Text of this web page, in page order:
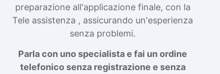
preparazione all'applicazione finale, con la
Tele assistenza , assicurando un'esperienza
senza problemi.
Parla con uno specialista e fai un ordine
telefonico senza registrazione e senza